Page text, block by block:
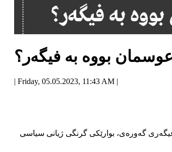
بووە بە فیگەر؟
| Friday, 05.05.2023, 11:43 AM |
فیگەری گەورەی، بوارێکی گرنگی ژیانی سیاسی